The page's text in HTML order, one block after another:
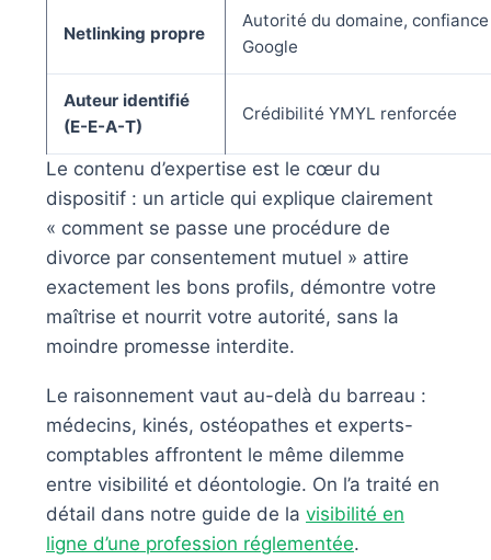
Netlinking propre
Autorité du domaine, confiance
Google
Auteur identifié
(E-E-A-T)
Crédibilité YMYL renforcée
Le contenu d’expertise est le cœur du
dispositif : un article qui explique clairement
« comment se passe une procédure de
divorce par consentement mutuel » attire
exactement les bons profils, démontre votre
maîtrise et nourrit votre autorité, sans la
moindre promesse interdite.
Le raisonnement vaut au-delà du barreau :
médecins, kinés, ostéopathes et experts-
comptables affrontent le même dilemme
entre visibilité et déontologie. On l’a traité en
détail dans notre guide de la visibilité en
ligne d’une profession réglementée.